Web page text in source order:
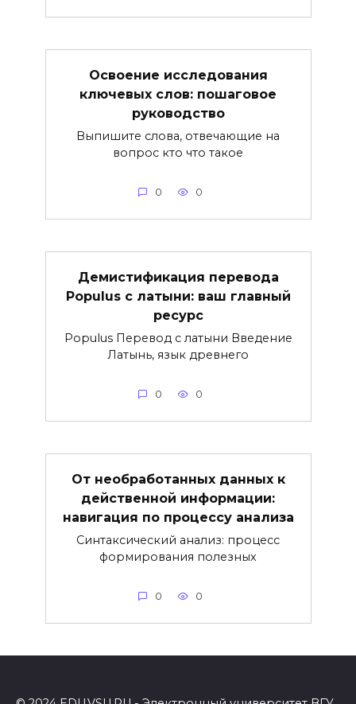
Освоение исследования
ключевых слов: пошаговое
руководство
Выпишите слова, отвечающие на
вопрос кто что такое
0 0
Демистификация перевода
Populus с латыни: ваш главный
ресурс
Populus Перевод с латыни Введение
Латынь, язык древнего
0 0
От необработанных данных к
действенной информации:
навигация по процессу анализа
Синтаксический анализ: процесс
формирования полезных
0 0